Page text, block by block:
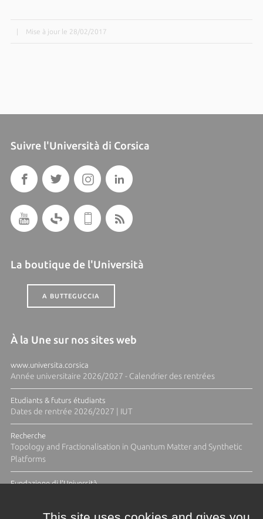
Mise à jour le 28/02/2017
Suivre l'Università di Corsica
La boutique de l'Università
A BUTTEGUCCIA
À la Une sur nos sites web
www.universita.corsica
Année universitaire 2026/2027 - Calendrier des rentrées
Etudiants & futurs étudiants
Dates de rentrée 2026/2027 | IUT
Recherche
Topology and Fractionalisation in Quantum Matter and Synthetic
Platforms
Fundazione di l'Università